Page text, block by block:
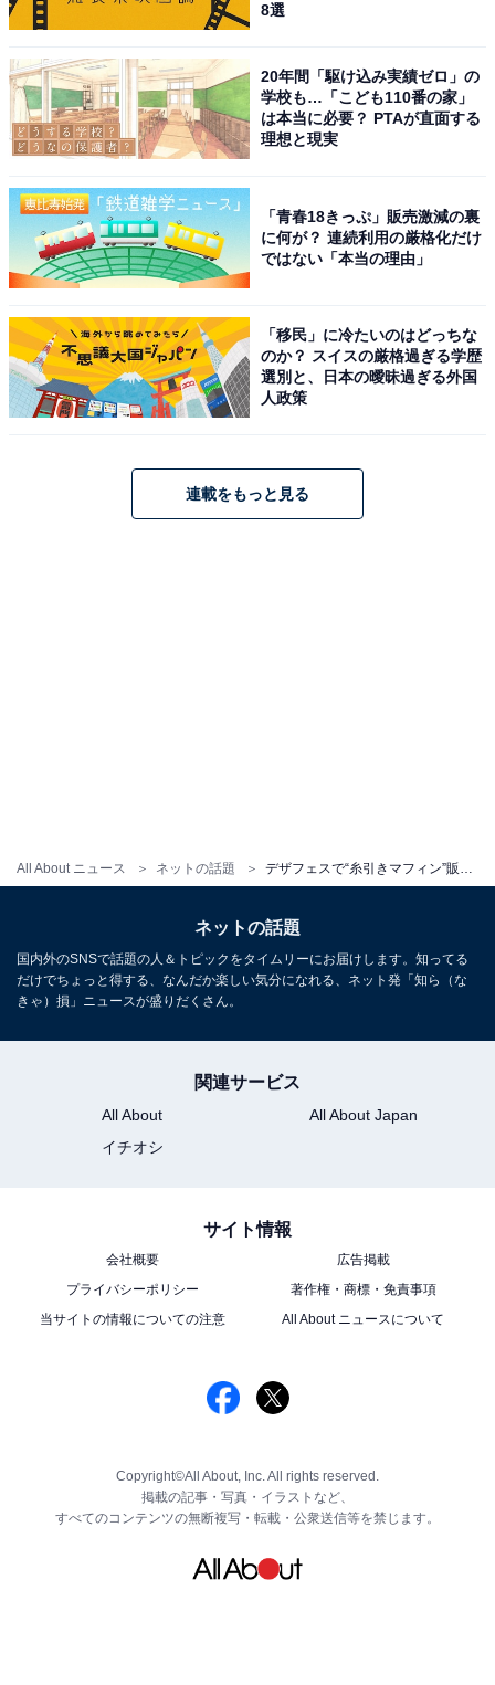
All About ニュース ネットの話題
8選
20年間「駆け込み実績ゼロ」の
学校も…「こども110番の家」
は本当に必要？ PTAが直面する
理想と現実
「青春18きっぷ」販売激減の裏
に何が？ 連続利用の厳格化だけ
ではない「本当の理由」
「移民」に冷たいのはどっちな
のか？ スイスの厳格過ぎる学歴
選別と、日本の曖昧過ぎる外国
人政策
連載をもっと見る
ネットの話題
国内外のSNSで話題の人＆トピックをタイムリーにお届けします。知ってる
だけでちょっと得する、なんだか楽しい気分になれる、ネット発「知ら（な
きゃ）損」ニュースが盛りだくさん。
関連サービス
All About
All About Japan
イチオシ
サイト情報
会社概要
広告掲載
プライバシーポリシー
著作権・商標・免責事項
当サイトの情報についての注意
All About ニュースについて
Copyright©All About, Inc. All rights reserved.
掲載の記事・写真・イラストなど、
すべてのコンテンツの無断複写・転載・公衆送信等を禁じます。